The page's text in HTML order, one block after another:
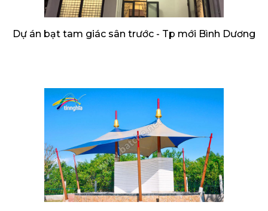
Dự án bạt tam giác sân trước - Tp mới Bình Dương